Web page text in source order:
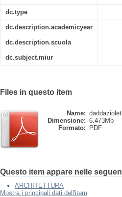
dc.type
dc.description.academicyear
dc.description.scuola
dc.subject.miur
Files in questo item
Name:
Dimensione: 6.473Mb
Formato:
PDF
Questo item appare nelle
ARCHITETTURA
Mostra i principali dati dell'item